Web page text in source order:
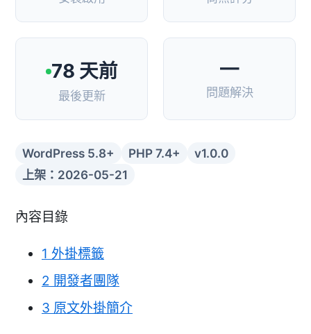
78 天前
最後更新
—
問題解決
WordPress 5.8+ PHP 7.4+
v1.0.0
上架：2026-05-21
內容目錄
1 外掛標籤
2 開發者團隊
3 原文外掛簡介